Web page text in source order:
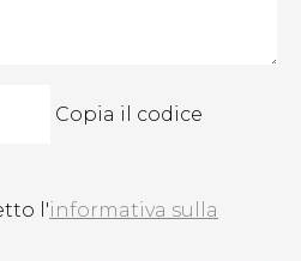
Copia il codice
l'informativa sulla